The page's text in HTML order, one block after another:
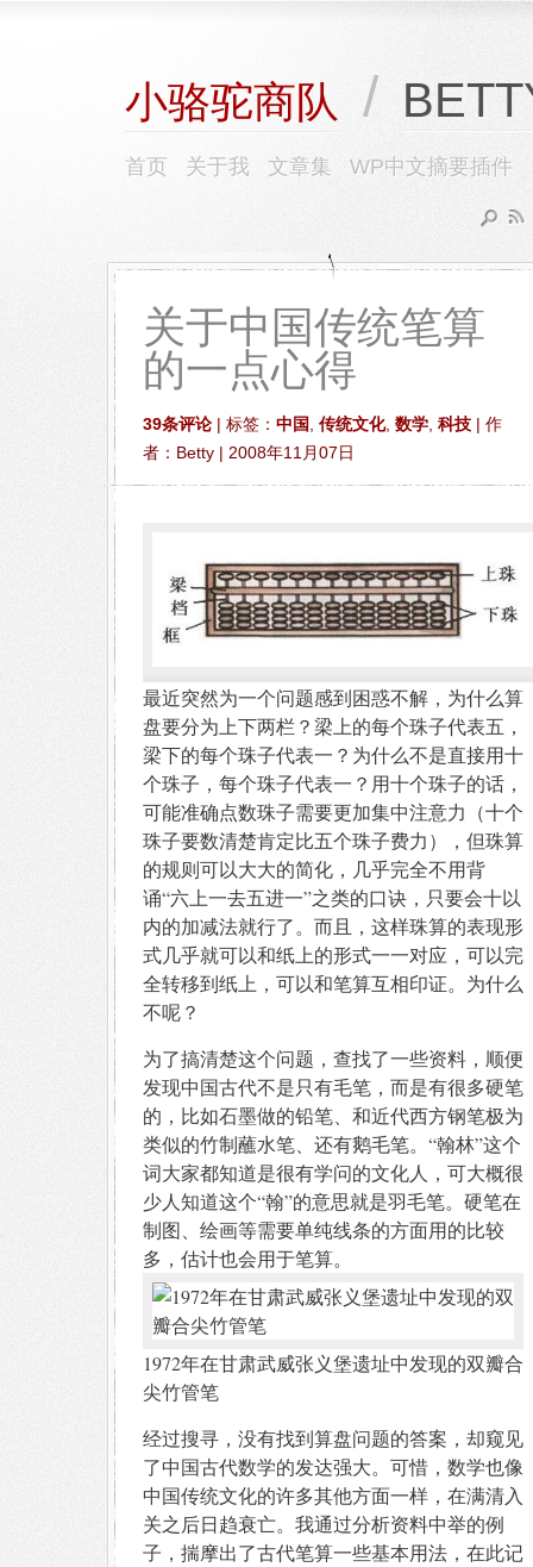
小骆驼商队 /
首页 关于我 文章集 WP中文摘要插件
关于中国传统笔算
的一点心得
39条评论 | 标签： 中国 传统文化, 数学 科技 | 作
者：Betty | 2008年11月07日
最近突然为一个问题感到困惑不解，为什么算
盘要分为上下两栏？梁上的每个珠子代表五，
梁下的每个珠子代表一？为什么不是直接用十
个珠子，每个珠子代表一？用十个珠子的话，
可能准确点数珠子需要更加集中注意力（十个
珠子要数清楚肯定比五个珠子费力），但珠算
的规则可以大大的简化，几乎完全不用背
诵“六上一去五进一”之类的口诀，只要会十以
内的加减法就行了。而且，这样珠算的表现形
式几乎就可以和纸上的形式一一对应，可以完
全转移到纸上，可以和笔算互相印证。为什么
不呢？
为了搞清楚这个问题，查找了一些资料，顺便
发现中国古代不是只有毛笔，而是有很多硬笔
的，比如石墨做的铅笔、和近代西方钢笔极为
类似的竹制蘸水笔、还有鹅毛笔。“翰林”这个
词大家都知道是很有学问的文化人，可大概很
少人知道这个“翰”的意思就是羽毛笔。硬笔在
制图、绘画等需要单纯线条的方面用的比较
多，估计也会用于笔算。
1972年在甘肃武威张义堡遗址中发现的双瓣合
尖竹管笔
经过搜寻，没有找到算盘问题的答案，却窥见
了中国古代数学的发达强大。可惜，数学也像
中国传统文化的许多其他方面一样，在满清入
关之后日趋衰亡。我通过分析资料中举的例
子，揣摩出了古代笔算一些基本用法，在此记